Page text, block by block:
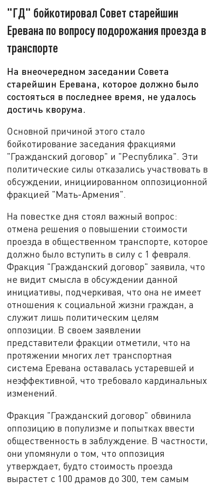
"ГД" бойкотировал Совет старейшин
Еревана по вопросу подорожания проезда в
транспорте
На внеочередном заседании Совета
старейшин Еревана, которое должно было
состояться в последнее время, не удалось
достичь кворума.
Основной причиной этого стало
бойкотирование заседания фракциями
"Гражданский договор" и "Республика". Эти
политические силы отказались участвовать в
обсуждении, инициированном оппозиционной
фракцией "Мать-Армения".
На повестке дня стоял важный вопрос:
отмена решения о повышении стоимости
проезда в общественном транспорте, которое
должно было вступить в силу с 1 февраля.
Фракция "Гражданский договор" заявила, что
не видит смысла в обсуждении данной
инициативы, подчеркивая, что она не имеет
отношения к социальной жизни граждан, а
служит лишь политическим целям
оппозиции. В своем заявлении
представители фракции отметили, что на
протяжении многих лет транспортная
система Еревана оставалась устаревшей и
неэффективной, что требовало кардинальных
изменений.
Фракция "Гражданский договор" обвинила
оппозицию в популизме и попытках ввести
общественность в заблуждение. В частности,
они упомянули о том, что оппозиция
утверждает, будто стоимость проезда
вырастет с 100 драмов до 300, тем самым